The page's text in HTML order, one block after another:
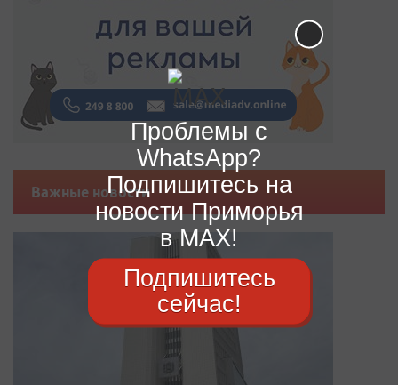
Важные новости
Проблемы с
WhatsApp?
Подпишитесь на
новости Приморья
в MAX!
Подпишитесь
сейчас!